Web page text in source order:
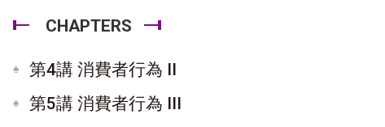
CHAPTERS
第4講 消費者行為 II
第5講 消費者行為 III